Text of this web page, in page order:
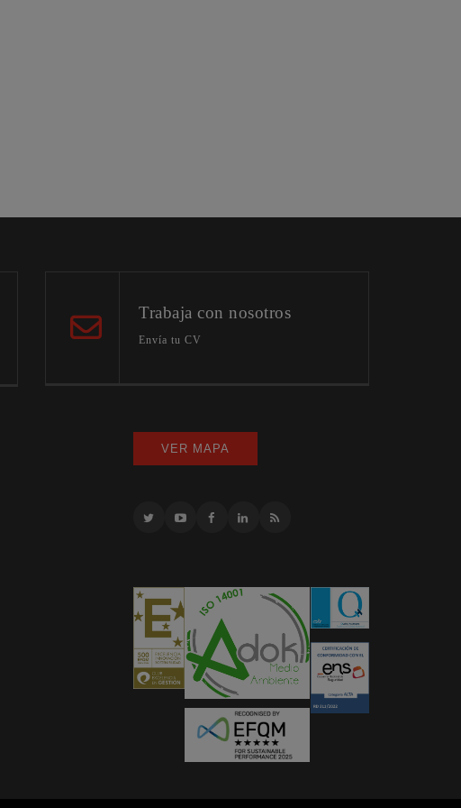
Trabaja con nosotros
Envía tu CV
VER MAPA